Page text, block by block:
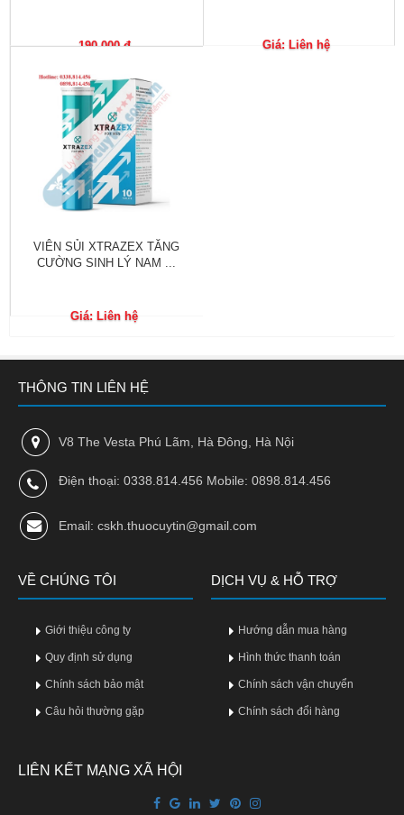
nề,
ứng
Hỗ
trợ
tiểu
đường
Sức
của
bé
Chuyên
tức
đẹp
sức
trẻ
thuốc
hay
Kiến
thức
Dược
190,000 đ Giá: Liên hệ
VIÊN SỦI XTRAZEX TĂNG
CƯỜNG SINH LÝ NAM ...
Giá: Liên hệ
THÔNG TIN LIÊN HỆ
V8 The Vesta Phú Lãm, Hà Đông, Hà Nội
Điện thoại: 0338.814.456 Mobile: 0898.814.456
Email: cskh.thuocuytin@gmail.com
VỀ CHÚNG TÔI
Giới thiệu công ty
Quy định sử dụng
Chính sách bảo mật
Câu hỏi thường gặp
DỊCH VỤ & HỖ TRỢ
Hướng dẫn mua hàng
Hình thức thanh toán
Chính sách vận chuyển
Chính sách đổi hàng
LIÊN KẾT MẠNG XÃ HỘI